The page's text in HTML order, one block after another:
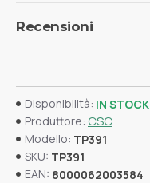
Recensioni
Disponibilità: IN STOCK
Produttore: CSC
Modello: TP391
SKU: TP391
EAN: 8000062003584